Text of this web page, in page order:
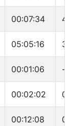
00:07:34
05:05:16
00:01:06 -
00:02:02
00:12:08